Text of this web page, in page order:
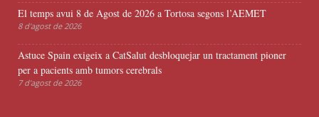
El temps avui 8 de Agost de 2026 a Tortosa segons l’AEMET
8 d'agost de 2026
Astuce Spain exigeix a CatSalut desbloquejar un tractament pioner
per a pacients amb tumors cerebrals
7 d'agost de 2026